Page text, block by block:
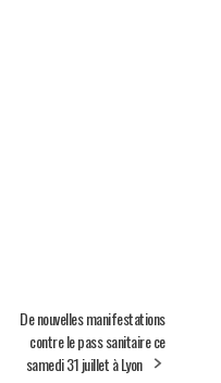
De nouvelles manifestations
contre le pass sanitaire ce
samedi 31 juillet à Lyon